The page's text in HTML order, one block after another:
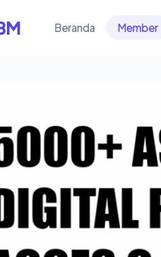
Beranda Member